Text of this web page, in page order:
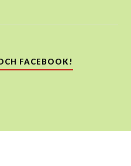
FACEBOOK!